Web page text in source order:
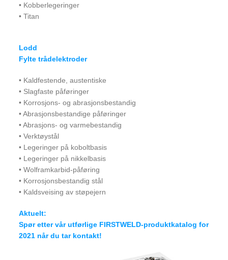
• Kobberlegeringer
• Titan
Lodd
Fylte trådelektroder
• Kaldfestende, austentiske
• Slagfaste påføringer
• Korrosjons- og abrasjonsbestandig
• Abrasjonsbestandige påføringer
• Abrasjons- og varmebestandig
• Verktøystål
• Legeringer på koboltbasis
• Legeringer på nikkelbasis
• Wolframkarbid-påføring
• Korrosjonsbestandig stål
• Kaldsveising av støpejern
Aktuelt:
Spør etter vår utførlige FIRSTWELD-produktkatalog for
2021 når du tar kontakt!